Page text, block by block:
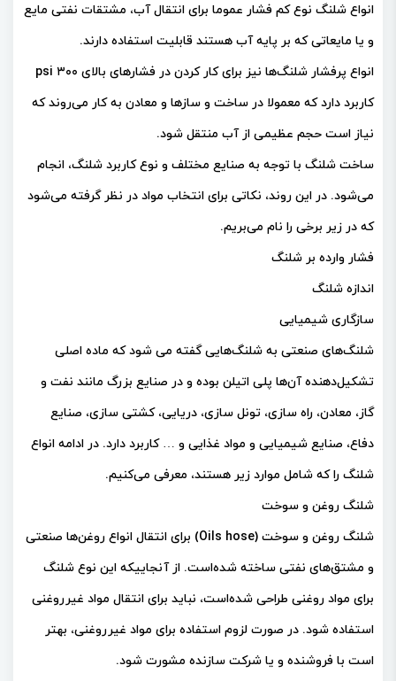
انواع شلنگ نوع کم فشار عموما برای انتقال آب، مشتقات نفتی مایع
و یا مایعاتی که بر پایه آب هستند قابلیت استفاده دارند.
انواع پرفشار شلنگ‌ها نیز برای کار کردن در فشارهای بالای ۳۰۰ psi
کاربرد دارد که معمولا در ساخت و سازها و معادن به کار می‌روند که
نیاز است حجم عظیمی از آب منتقل شود.
ساخت شلنگ با توجه به صنایع مختلف و نوع کاربرد شلنگ، انجام
می‌شود. در این روند، نکاتی برای انتخاب مواد در نظر گرفته می‌شود
که در زیر برخی را نام می‌بریم.
فشار وارده بر شلنگ
اندازه شلنگ
سازگاری شیمیایی
شلنگ‌های صنعتی به شلنگ‌هایی گفته می شود که ماده اصلی
تشکیل‌دهنده آن‌ها پلی اتیلن بوده و در صنایع بزرگ مانند نفت و
گاز، معادن، راه سازی، تونل سازی، دریایی، کشتی سازی، صنایع
دفاع، صنایع شیمیایی و مواد غذایی و … کاربرد دارد. در ادامه انواع
شلنگ را که شامل موارد زیر هستند، معرفی می‌کنیم.
شلنگ روغن و سوخت
شلنگ روغن و سوخت (Oils hose) برای انتقال انواع روغن‌ها صنعتی
و مشتق‌های نفتی ساخته شده‌است. از آنجاییکه این نوع شلنگ
برای مواد روغنی طراحی شده‌است، نباید برای انتقال مواد غیرروغنی
استفاده شود. در صورت لزوم استفاده برای مواد غیرروغنی، بهتر
است با فروشنده و یا شرکت سازنده مشورت شود.